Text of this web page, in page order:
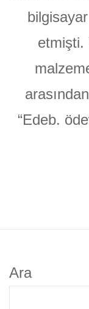
etmişti.
“Edeb.
Ara